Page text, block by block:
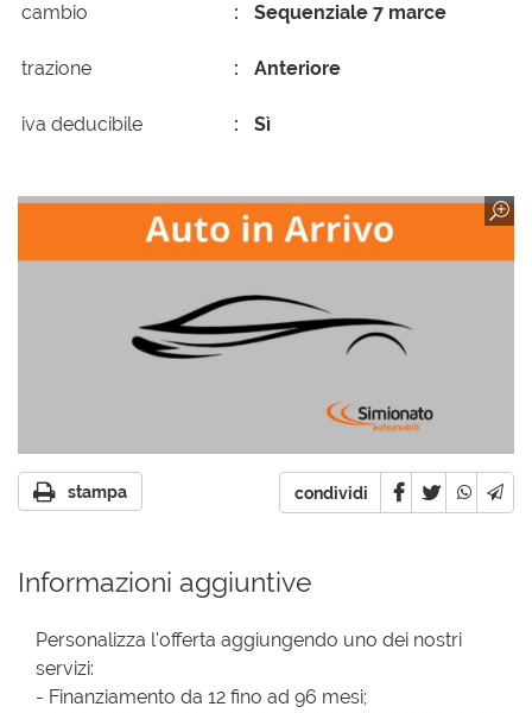
cambio Sequenziale 7 marce
trazione Anteriore
iva deducibile Sì
stampa condividi
Informazioni aggiuntive
Personalizza l'offerta aggiungendo uno dei nostri
servizi:
- Finanziamento da 12 fino ad 96 mesi;